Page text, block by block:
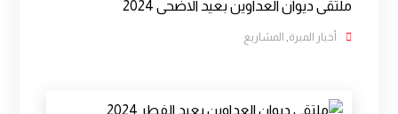
ملتقى ديوان العداوين بعيد الاضحى 2024
أخبار المبرة, المشاريع